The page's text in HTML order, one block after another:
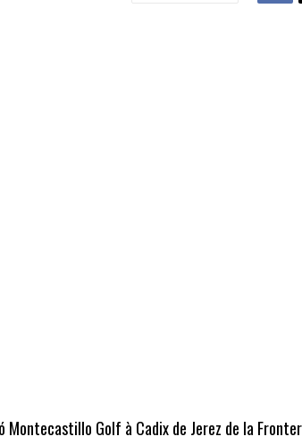
Montecastillo Golf à Cadix de Jerez de la